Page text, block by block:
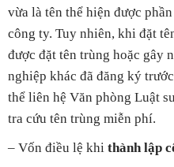
vừa là tên thể hiện được
công ty. Tuy nhiên, khi đặt
được đặt tên trùng hoặc gây
nghiệp khác đã đăng ký
thể liên hệ Văn phòng Luật
tra cứu tên trùng miễn phí.
– Vốn điều lệ khi thành lập